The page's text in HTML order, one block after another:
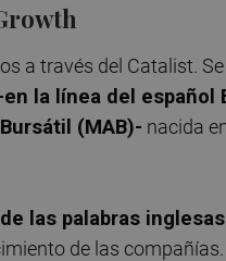
a través del Catalist.
la línea del español
(MAB)- nacida
las palabras
de las